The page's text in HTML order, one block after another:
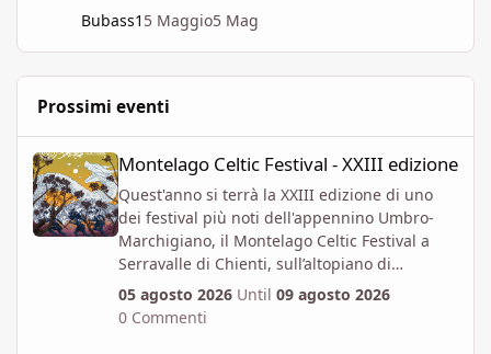
Bubass1 5 Maggio5 Mag
Prossimi eventi
Montelago Celtic Festival - XXIII edizione
Montelago Celtic Festival - XXIII edizione
Quest'anno si terrà la XXIII edizione di uno
dei festival più noti dell'appennino Umbro-
Marchigiano, il Montelago Celtic Festival a
Serravalle di Chienti, sull’altopiano di
Colfiorito in provincia di Macerata.
https://www.montelagocelticfestival.it/
05 agosto 2026 Until 09 agosto 2026
0 Commenti